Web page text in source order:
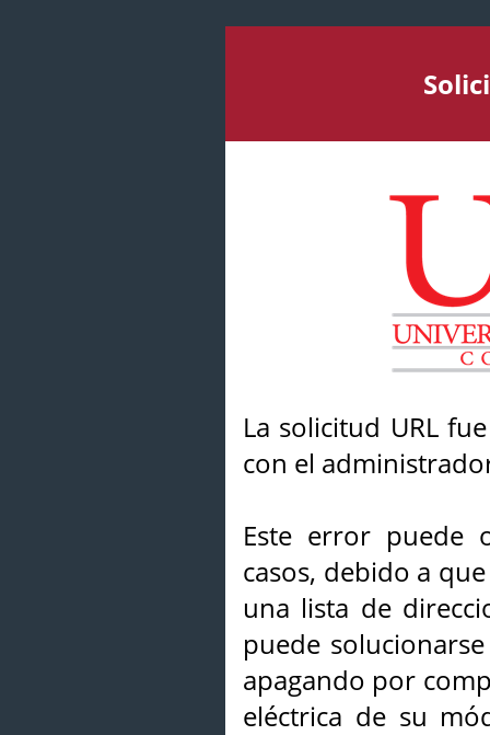
La solicitud URL
con el
Este error puede
casos, debido a
una lista de
puede
apagando por
eléctrica de su